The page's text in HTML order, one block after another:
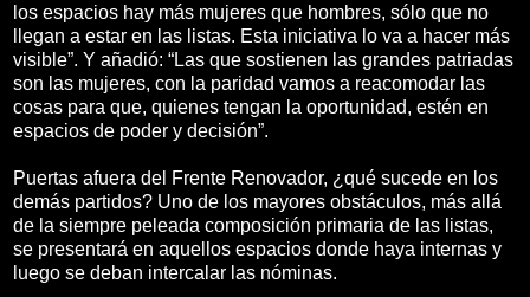
los espacios hay más mujeres que hombres, sólo que no
llegan a estar en las listas. Esta iniciativa lo va a hacer más
visible”. Y añadió: “Las que sostienen las grandes patriadas
son las mujeres, con la paridad vamos a reacomodar las
cosas para que, quienes tengan la oportunidad, estén en
espacios de poder y decisión”.
Puertas afuera del Frente Renovador, ¿qué sucede en los
demás partidos? Uno de los mayores obstáculos, más allá
de la siempre peleada composición primaria de las listas,
se presentará en aquellos espacios donde haya internas y
luego se deban intercalar las nóminas.